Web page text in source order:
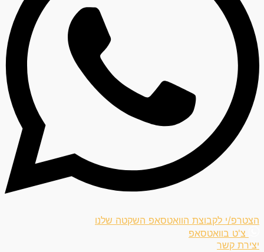
הצטרפ/י לקבוצת הוואטסאפ השקטה שלנו
צ'ט בוואטסאפ
יצירת קשר